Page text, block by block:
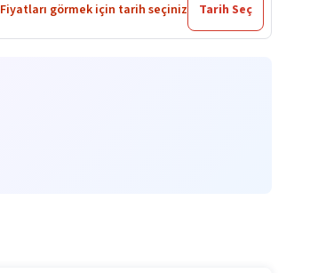
Fiyatları görmek için tarih seçiniz Tarih Seç